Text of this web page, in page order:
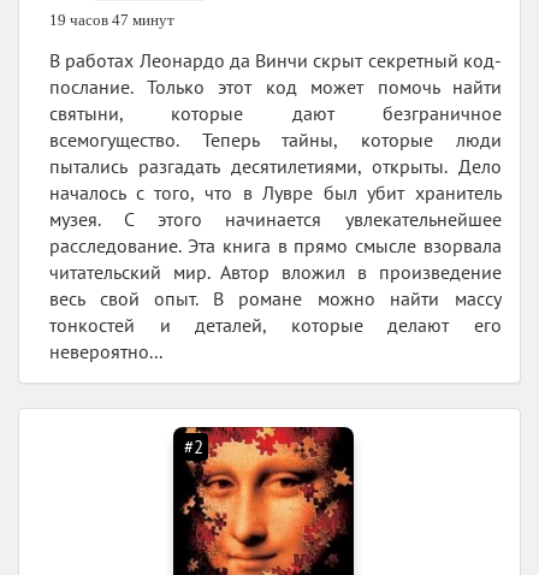
19 часов 47 минут
В работах Леонардо да Винчи скрыт секретный код-
послание. Только этот код может помочь найти
святыни, которые дают безграничное
всемогущество. Теперь тайны, которые люди
пытались разгадать десятилетиями, открыты. Дело
началось с того, что в Лувре был убит хранитель
музея. С этого начинается увлекательнейшее
расследование. Эта книга в прямо смысле взорвала
читательский мир. Автор вложил в произведение
весь свой опыт. В романе можно найти массу
тонкостей и деталей, которые делают его
невероятно...
#2